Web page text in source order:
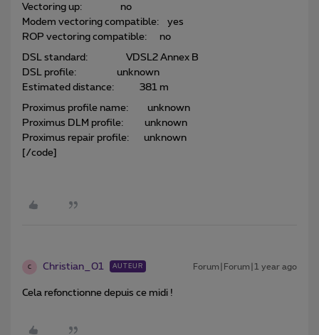
Vectoring up: no
Modem vectoring compatible: yes
ROP vectoring compatible: no
DSL standard: VDSL2 Annex B
DSL profile: unknown
Estimated distance: 381 m
Proximus profile name: unknown
Proximus DLM profile: unknown
Proximus repair profile: unknown
[/code]
C Christian_01 AUTEUR Forum|Forum|1 year ago
Cela refonctionne depuis ce midi !